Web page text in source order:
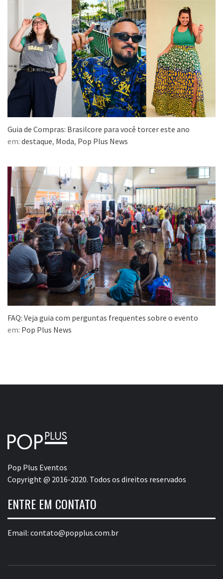
Guia de Compras: Brasilcore para você torcer este ano
em: destaque, Moda, Pop Plus News
FAQ: Veja guia com perguntas frequentes sobre o evento
em: Pop Plus News
Pop Plus Eventos
Copyright @ 2016-2020. Todos os direitos reservados
ENTRE EM CONTATO
Email: contato@popplus.com.br